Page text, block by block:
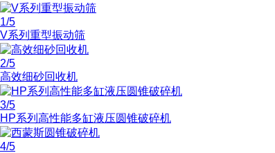
1/5
V系列重型振动筛
2/5
高效细砂回收机
3/5
HP系列高性能多缸液压圆锥破碎机
4/5